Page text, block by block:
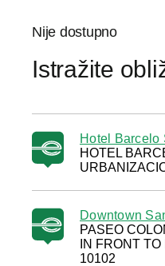
Nije dostupno
Istražite
Hotel Barcelo
HOTEL
Downtown
PASEO
IN FRONT
10102